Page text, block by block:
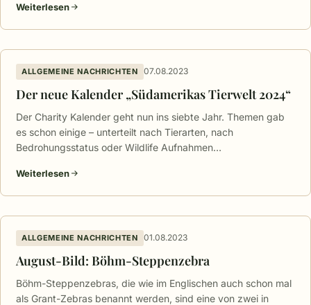
Weiterlesen
ALLGEMEINE NACHRICHTEN 07.08.2023
Der neue Kalender „Südamerikas Tierwelt 2024“
Der Charity Kalender geht nun ins siebte Jahr. Themen gab
es schon einige – unterteilt nach Tierarten, nach
Bedrohungsstatus oder Wildlife Aufnahmen…
Weiterlesen
ALLGEMEINE NACHRICHTEN 01.08.2023
August-Bild: Böhm-Steppenzebra
Böhm-Steppenzebras, die wie im Englischen auch schon mal
als Grant-Zebras benannt werden, sind eine von zwei in